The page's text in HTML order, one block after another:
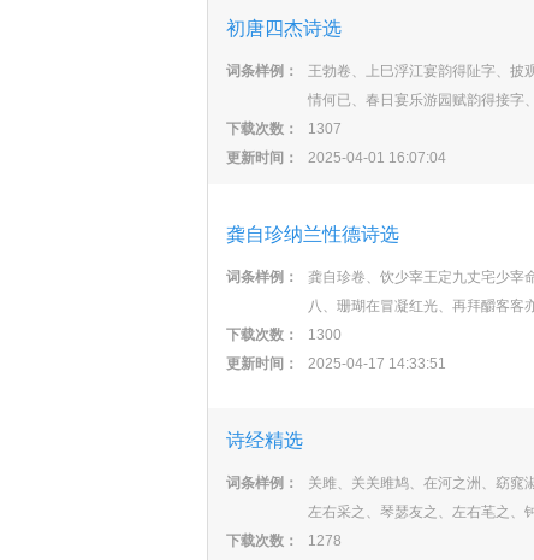
初唐四杰诗选
词条样例：
王勃卷、上巳浮江宴韵得阯字、披
情何已、春日宴乐游园赋韵得接字
下载次数：
1307
更新时间：
2025-04-01 16:07:04
龚自珍纳兰性德诗选
词条样例：
龚自珍卷、饮少宰王定九丈宅少宰
八、珊瑚在冒凝红光、再拜釂客客
下载次数：
1300
更新时间：
2025-04-17 14:33:51
诗经精选
词条样例：
关雎、关关雎鸠、在河之洲、窈窕
左右采之、琴瑟友之、左右芼之、
下载次数：
1278